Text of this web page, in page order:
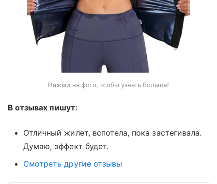
Нажми на фото, чтобы узнать больше!
В отзывах пишут:
Отличный жилет, вспотела, пока застегивала.
Думаю, эффект будет.
Смотреть другие отзывы